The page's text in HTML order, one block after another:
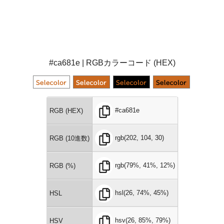
#ca681e | RGBカラーコード (HEX)
RGB (HEX) #ca681e
RGB (10進数) rgb(202, 104, 30)
RGB (%) rgb(79%, 41%, 12%)
HSL hsl(26, 74%, 45%)
HSV hsv(26, 85%, 79%)